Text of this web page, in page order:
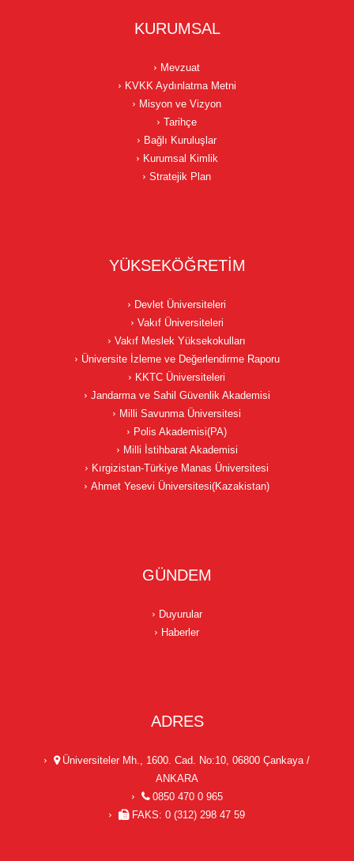
KURUMSAL
Mevzuat
KVKK Aydınlatma Metni
Misyon ve Vizyon
Tarihçe
Bağlı Kuruluşlar
Kurumsal Kimlik
Stratejik Plan
YÜKSEKÖĞRETİM
Devlet Üniversiteleri
Vakıf Üniversiteleri
Vakıf Meslek Yüksekokulları
Üniversite İzleme ve Değerlendirme Raporu
KKTC Üniversiteleri
Jandarma ve Sahil Güvenlik Akademisi
Milli Savunma Üniversitesi
Polis Akademisi(PA)
Milli İstihbarat Akademisi
Kırgizistan-Türkiye Manas Üniversitesi
Ahmet Yesevi Üniversitesi(Kazakistan)
GÜNDEM
Duyurular
Haberler
ADRES
Üniversiteler Mh., 1600. Cad. No:10, 06800 Çankaya /
ANKARA
0850 470 0 965
FAKS: 0 (312) 298 47 59